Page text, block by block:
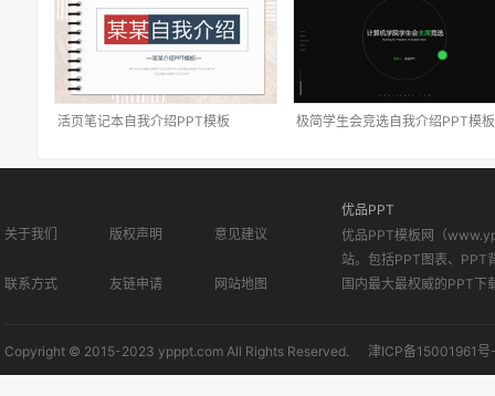
活页笔记本自我介绍PPT模板 极简学生会竞选自我介绍PPT模板
关于我们 版权声明 意见建议
联系方式 友链申请 网站地图
优品PPT
优品PPT模板网（
站。包括PPT图表、PPT
国内最大最权威的PPT下
Copyright © 2015-2023 ypppt.com All Rights Reserved. 津ICP备15001961号